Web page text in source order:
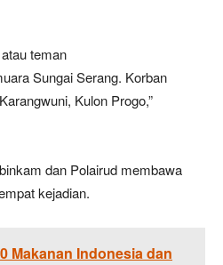
teman
Sungai Serang. Korban
Kulon Progo,”
dan Polairud membawa
kejadian.
Makanan Indonesia dan